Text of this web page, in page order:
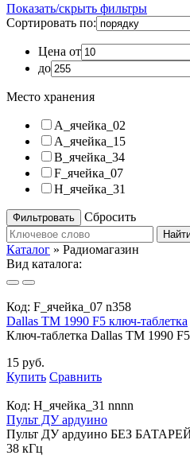
Показать/скрыть фильтры
Сортировать по:
Цена от
до
Место хранения
A_ячейка_02
A_ячейка_15
B_ячейка_34
F_ячейка_07
H_ячейка_31
Сбросить
Каталог » Радиомагазин
Вид каталога:
Код: F_ячейка_07 n358
Dallas TM 1990 F5 ключ-таблетка
Ключ-таблетка Dallas TM 1990
15 руб.
Купить Сравнить
Код: H_ячейка_31 nnnn
Пульт ДУ ардуино
Пульт ДУ ардуино БЕЗ
38 кГц